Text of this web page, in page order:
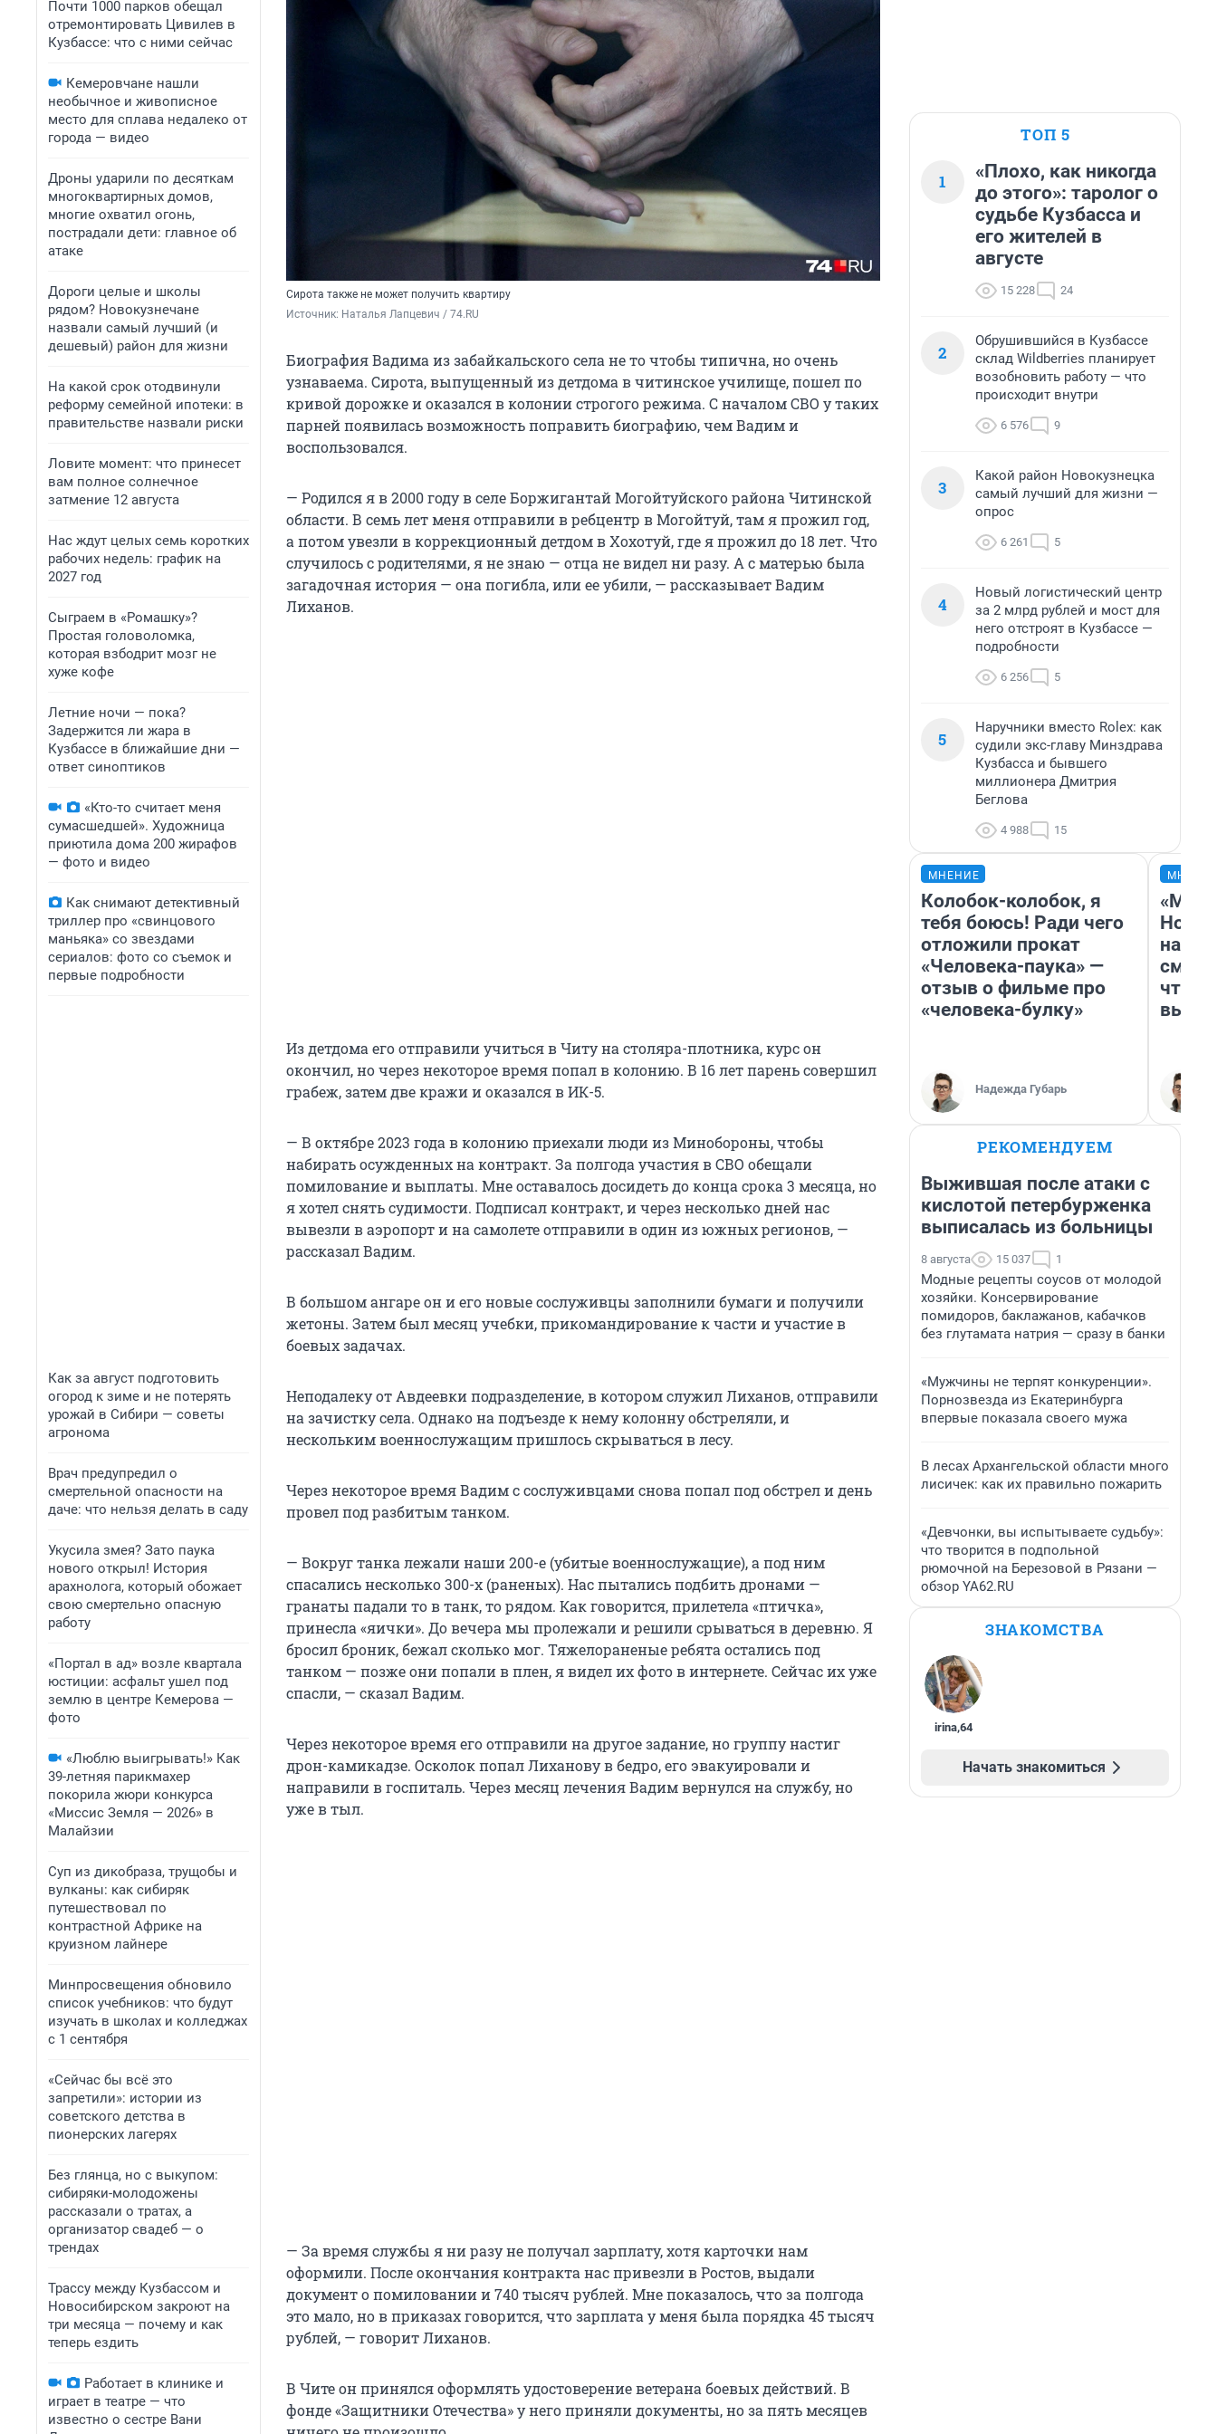
Почти 1000 парков обещал
отремонтировать Цивилев в
Кузбассе: что с ними сейчас
Кемеровчане нашли
необычное и живописное
место для сплава недалеко от
города — видео
Дроны ударили по десяткам
многоквартирных домов,
многие охватил огонь,
пострадали дети: главное об
атаке
Дороги целые и школы
рядом? Новокузнечане
назвали самый лучший (и
дешевый) район для жизни
На какой срок отодвинули
реформу семейной ипотеки: в
правительстве назвали риски
Ловите момент: что принесет
вам полное солнечное
затмение 12 августа
Нас ждут целых семь коротких
рабочих недель: график на
2027 год
Сыграем в «Ромашку»?
Простая головоломка,
которая взбодрит мозг не
хуже кофе
Летние ночи — пока?
Задержится ли жара в
Кузбассе в ближайшие дни —
ответ синоптиков
«Кто-то считает меня
сумасшедшей». Художница
приютила дома 200 жирафов
— фото и видео
Как снимают детективный
триллер про «свинцового
маньяка» со звездами
сериалов: фото со съемок и
первые подробности
Как за август подготовить
огород к зиме и не потерять
урожай в Сибири — советы
агронома
Врач предупредил о
смертельной опасности на
даче: что нельзя делать в саду
Укусила змея? Зато паука
нового открыл! История
арахнолога, который обожает
свою смертельно опасную
работу
«Портал в ад» возле квартала
юстиции: асфальт ушел под
землю в центре Кемерова —
фото
«Люблю выигрывать!» Как
39-летняя парикмахер
покорила жюри конкурса
«Миссис Земля — 2026» в
Малайзии
Суп из дикобраза, трущобы и
вулканы: как сибиряк
путешествовал по
контрастной Африке на
круизном лайнере
Минпросвещения обновило
список учебников: что будут
изучать в школах и колледжах
с 1 сентября
«Сейчас бы всё это
запретили»: истории из
советского детства в
пионерских лагерях
Без глянца, но с выкупом:
сибиряки-молодожены
рассказали о тратах, а
организатор свадеб — о
трендах
Трассу между Кузбассом и
Новосибирском закроют на
три месяца — почему и как
теперь ездить
Работает в клинике и
играет в театре — что
известно о сестре Вани
Сирота также не может получить квартиру
Источник: Наталья Лапцевич / 74.RU
Биография Вадима из забайкальского села не то чтобы типична, но очень
узнаваема. Сирота, выпущенный из детдома в читинское училище, пошел по
кривой дорожке и оказался в колонии строгого режима. С началом СВО у таких
парней появилась возможность поправить биографию, чем Вадим и
воспользовался.
— Родился я в 2000 году в селе Боржигантай Могойтуйского района Читинской
области. В семь лет меня отправили в ребцентр в Могойтуй, там я прожил год,
а потом увезли в коррекционный детдом в Хохотуй, где я прожил до 18 лет. Что
случилось с родителями, я не знаю — отца не видел ни разу. А с матерью была
загадочная история — она погибла, или ее убили, — рассказывает Вадим
Лиханов.
Из детдома его отправили учиться в Читу на столяра-плотника, курс он
окончил, но через некоторое время попал в колонию. В 16 лет парень совершил
грабеж, затем две кражи и оказался в ИК-5.
— В октябре 2023 года в колонию приехали люди из Минобороны, чтобы
набирать осужденных на контракт. За полгода участия в СВО обещали
помилование и выплаты. Мне оставалось досидеть до конца срока 3 месяца, но
я хотел снять судимости. Подписал контракт, и через несколько дней нас
вывезли в аэропорт и на самолете отправили в один из южных регионов, —
рассказал Вадим.
В большом ангаре он и его новые сослуживцы заполнили бумаги и получили
жетоны. Затем был месяц учебки, прикомандирование к части и участие в
боевых задачах.
Неподалеку от Авдеевки подразделение, в котором служил Лиханов, отправили
на зачистку села. Однако на подъезде к нему колонну обстреляли, и
нескольким военнослужащим пришлось скрываться в лесу.
Через некоторое время Вадим с сослуживцами снова попал под обстрел и день
провел под разбитым танком.
— Вокруг танка лежали наши 200-е (убитые военнослужащие), а под ним
спасались несколько 300-х (раненых). Нас пытались подбить дронами —
гранаты падали то в танк, то рядом. Как говорится, прилетела «птичка»,
принесла «яички». До вечера мы пролежали и решили срываться в деревню. Я
бросил броник, бежал сколько мог. Тяжелораненые ребята остались под
танком — позже они попали в плен, я видел их фото в интернете. Сейчас их уже
спасли, — сказал Вадим.
Через некоторое время его отправили на другое задание, но группу настиг
дрон-камикадзе. Осколок попал Лиханову в бедро, его эвакуировали и
направили в госпиталь. Через месяц лечения Вадим вернулся на службу, но
уже в тыл.
— За время службы я ни разу не получал зарплату, хотя карточки нам
оформили. После окончания контракта нас привезли в Ростов, выдали
документ о помиловании и 740 тысяч рублей. Мне показалось, что за полгода
это мало, но в приказах говорится, что зарплата у меня была порядка 45 тысяч
рублей, — говорит Лиханов.
В Чите он принялся оформлять удостоверение ветерана боевых действий. В
фонде «Защитники Отечества» у него приняли документы, но за пять месяцев
ТОП 5
1
«Плохо, как никогда
до этого»: таролог о
судьбе Кузбасса и
его жителей в
августе
15 228 24
2
Обрушившийся в Кузбассе
склад Wildberries планирует
возобновить работу — что
происходит внутри
6 576 9
3
Какой район Новокузнецка
самый лучший для жизни —
опрос
6 261 5
4
Новый логистический центр
за 2 млрд рублей и мост для
него отстроят в Кузбассе —
подробности
6 256 5
5
Наручники вместо Rolex: как
судили экс-главу Минздрава
Кузбасса и бывшего
миллионера Дмитрия
Беглова
4 988 15
МНЕНИЕ
Колобок-колобок, я
тебя боюсь! Ради чего
отложили прокат
«Человека-паука» —
отзыв о фильме про
«человека-булку»
Надежда Губарь
«Мы
РЕКОМЕНДУЕМ
Выжившая после атаки с
кислотой петербурженка
выписалась из больницы
8 августа 15 037 1
Модные рецепты соусов от молодой
хозяйки. Консервирование
помидоров, баклажанов, кабачков
без глутамата натрия — сразу в банки
«Мужчины не терпят конкуренции».
Порнозвезда из Екатеринбурга
впервые показала своего мужа
В лесах Архангельской области много
лисичек: как их правильно пожарить
«Девчонки, вы испытываете судьбу»:
что творится в подпольной
рюмочной на Березовой в Рязани —
обзор YA62.RU
ЗНАКОМСТВА
irina,64
Начать знакомиться